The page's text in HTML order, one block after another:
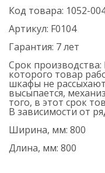
Код товара: 1052-
Артикул: F0104
Гарантия: 7 лет
Срок производства:
которого товар
шкафы не
высыпается,
того, в этот срок
В зависимости от
Ширина, мм: 800
Длина, мм: 800